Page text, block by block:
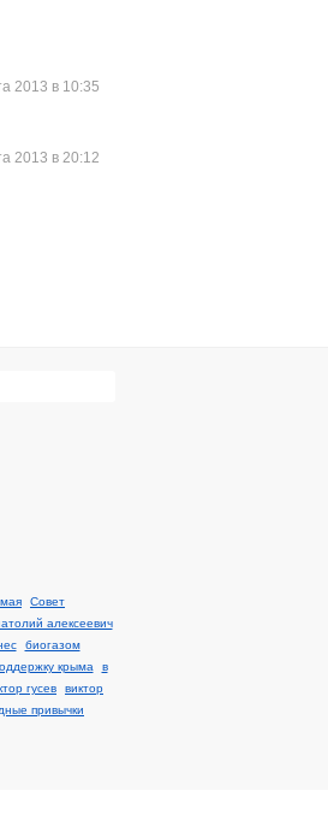
2013 в 10:35
2013 в 20:12
Cовет
алексеевич
биогазом
крыма
в
гусев
виктор
привычки